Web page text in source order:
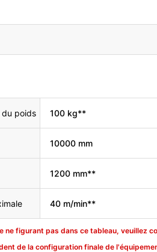
du poids 100 kg**
10000 mm
1200 mm**
40 m/min**
ne figurant pas dans ce tableau, veuillez
de la configuration finale de